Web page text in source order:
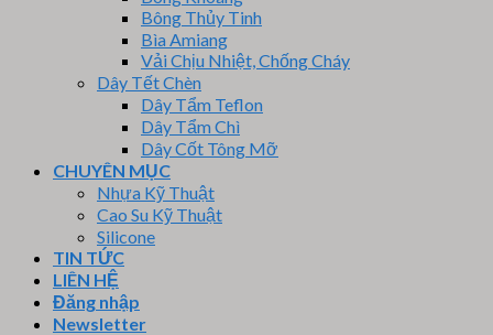
Bông Thủy Tinh
Bìa Amiang
Vải Chịu Nhiệt, Chống Cháy
Dây Tết Chèn
Dây Tẩm Teflon
Dây Tẩm Chì
Dây Cốt Tông Mỡ
CHUYÊN MỤC
Nhựa Kỹ Thuật
Cao Su Kỹ Thuật
Silicone
TIN TỨC
LIÊN HỆ
Đăng nhập
Newsletter